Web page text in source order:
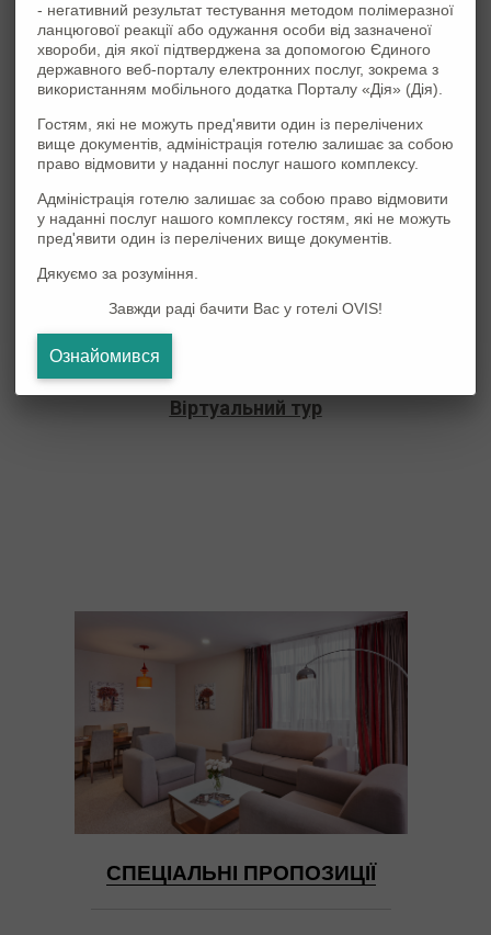
Ресторан Voyager – це ансамбль елегантності,
вишуканості і відмінного сервісу, який поєднує в собі
романтику і діловий стиль. Атмосфера гостинності та
світлі спогади.
Voyager – Ваша мандрівка у світ смаку!
Ресторанний комплекс працює 24/7.
за телефоном:
+38 (050) 023-61-17
Віртуальний тур
СПЕЦІАЛЬНІ ПРОПОЗИЦІЇ
- негативний результат тестування методом полімеразної
ланцюгової реакції або одужання особи від зазначеної
хвороби, дія якої підтверджена за допомогою Єдиного
державного веб-порталу електронних послуг, зокрема з
використанням мобільного додатка Порталу «Дія» (Дія).
Гостям, які не можуть пред'явити один із перелічених
вище документів, адміністрація готелю залишає за собою
право відмовити у наданні послуг нашого комплексу.
Адміністрація готелю залишає за собою право відмовити
у наданні послуг нашого комплексу гостям, які не можуть
пред'явити один із перелічених вище документів.
Дякуємо за розуміння.
Завжди раді бачити Вас у готелі OVIS!
Ознайомився